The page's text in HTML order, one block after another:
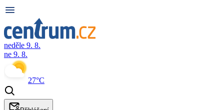
neděle 9. 8.
ne 9. 8.
27°C